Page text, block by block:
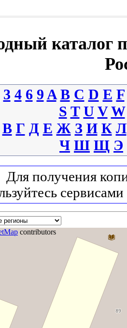
каталог
3 4 6 9 A B C D E F
S T U V W
В Г Д Е Ж З И К Л
Ч Ш Щ Э
Для получения
сервисами
contributors